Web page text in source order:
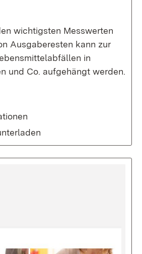
wichtigsten Messwerten
Ausgaberesten kann zur
in
und Co. aufgehängt werden.